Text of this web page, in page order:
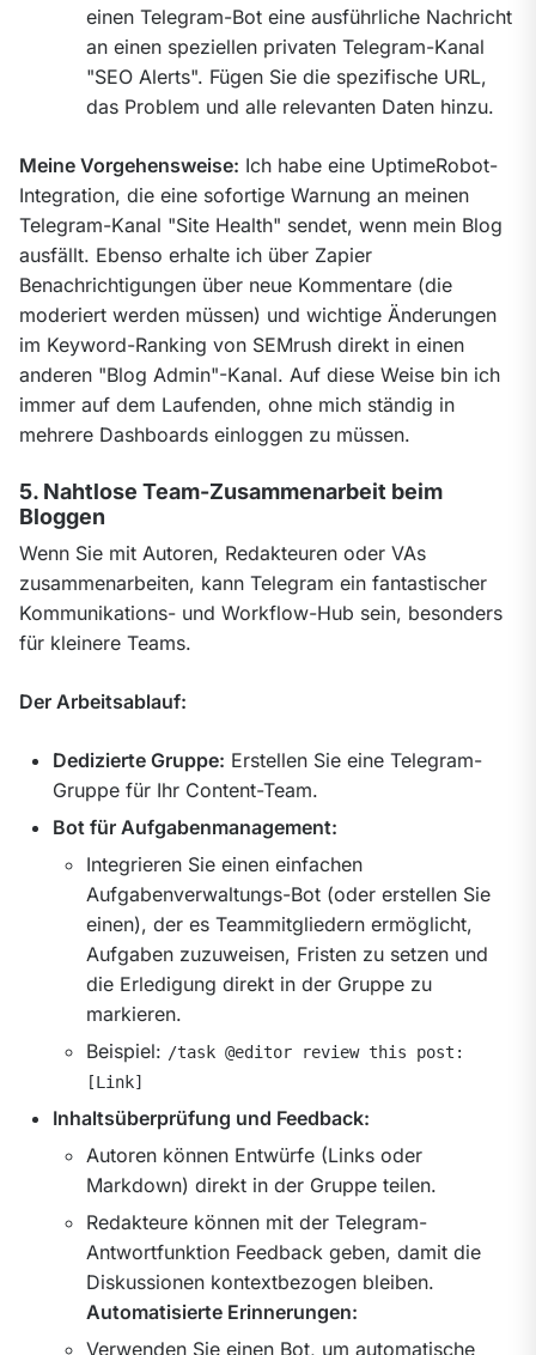
einen Telegram-Bot eine ausführliche Nachricht
an einen speziellen privaten Telegram-Kanal
"SEO Alerts". Fügen Sie die spezifische URL,
das Problem und alle relevanten Daten hinzu.
Meine Vorgehensweise: Ich habe eine UptimeRobot-
Integration, die eine sofortige Warnung an meinen
Telegram-Kanal "Site Health" sendet, wenn mein Blog
ausfällt. Ebenso erhalte ich über Zapier
Benachrichtigungen über neue Kommentare (die
moderiert werden müssen) und wichtige Änderungen
im Keyword-Ranking von SEMrush direkt in einen
anderen "Blog Admin"-Kanal. Auf diese Weise bin ich
immer auf dem Laufenden, ohne mich ständig in
mehrere Dashboards einloggen zu müssen.
5. Nahtlose Team-Zusammenarbeit beim
Bloggen
Wenn Sie mit Autoren, Redakteuren oder VAs
zusammenarbeiten, kann Telegram ein fantastischer
Kommunikations- und Workflow-Hub sein, besonders
für kleinere Teams.
Der Arbeitsablauf:
Dedizierte Gruppe: Erstellen Sie eine Telegram-
Gruppe für Ihr Content-Team.
Bot für Aufgabenmanagement:
Integrieren Sie einen einfachen
Aufgabenverwaltungs-Bot (oder erstellen Sie
einen), der es Teammitgliedern ermöglicht,
Aufgaben zuzuweisen, Fristen zu setzen und
die Erledigung direkt in der Gruppe zu
markieren.
Beispiel: /task @editor review this post:
[Link]
Inhaltsüberprüfung und Feedback:
Autoren können Entwürfe (Links oder
Markdown) direkt in der Gruppe teilen.
Redakteure können mit der Telegram-
Antwortfunktion Feedback geben, damit die
Diskussionen kontextbezogen bleiben.
Automatisierte Erinnerungen:
Verwenden Sie einen Bot, um automatische